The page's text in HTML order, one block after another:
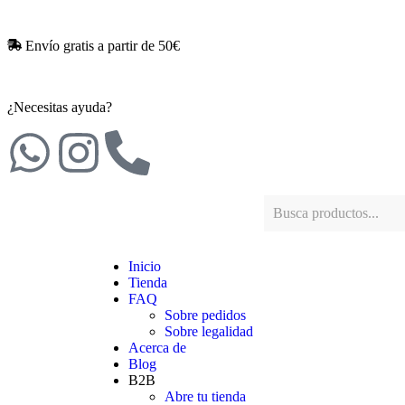
Envío gratis a partir de 50€​
¿Necesitas ayuda?
Inicio
Tienda
FAQ
Sobre pedidos
Sobre legalidad
Acerca de
Blog
B2B
Abre tu tienda